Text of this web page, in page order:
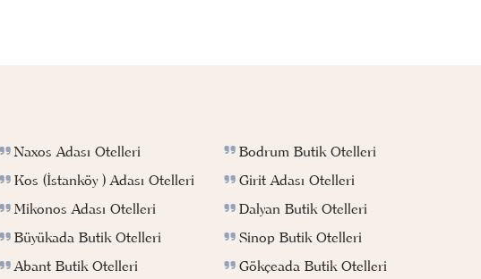
Naxos Adası Otelleri
Kos (İstanköy ) Adası Otelleri
Mikonos Adası Otelleri
Büyükada Butik Otelleri
Abant Butik Otelleri
Bodrum Butik Otelleri
Girit Adası Otelleri
Dalyan Butik Otelleri
Sinop Butik Otelleri
Gökçeada Butik Otelleri